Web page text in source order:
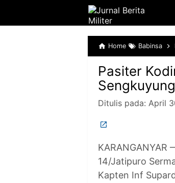
Home Babinsa
Pasiter
Ditulis pada: April
14/Jatipuro
Kapten Inf